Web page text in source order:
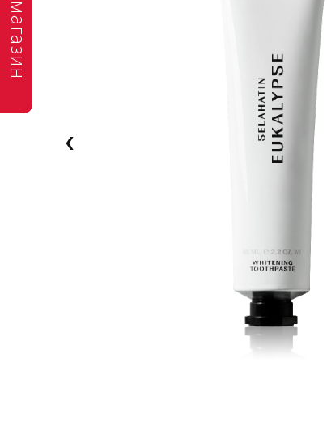
магазин
‹